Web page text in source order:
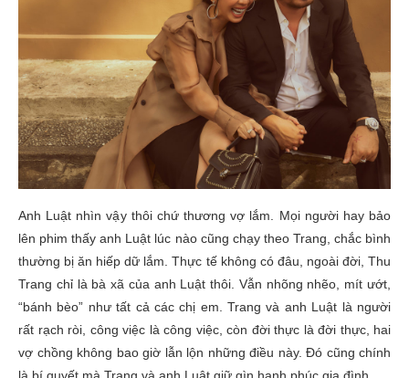
Anh Luật nhìn vậy thôi chứ thương vợ lắm. Mọi người hay bảo
lên phim thấy anh Luật lúc nào cũng chạy theo Trang, chắc bình
thường bị ăn hiếp dữ lắm. Thực tế không có đâu, ngoài đời, Thu
Trang chỉ là bà xã của anh Luật thôi. Vẫn nhõng nhẽo, mít ướt,
“bánh bèo” như tất cả các chị em. Trang và anh Luật là người
rất rạch ròi, công việc là công việc, còn đời thực là đời thực, hai
vợ chồng không bao giờ lẫn lộn những điều này. Đó cũng chính